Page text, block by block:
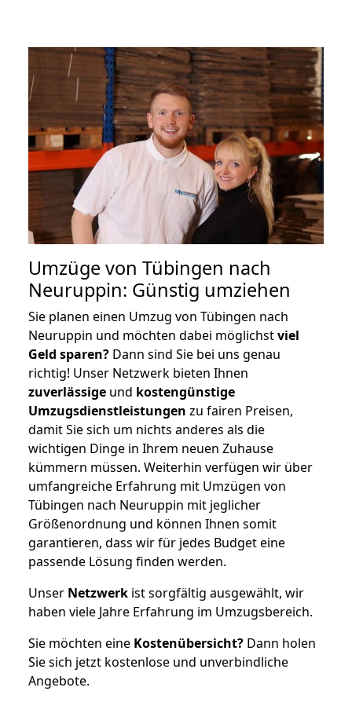
Umzüge von Tübingen nach
Neuruppin: Günstig umziehen
Sie planen einen Umzug von Tübingen nach
Neuruppin und möchten dabei möglichstviel
Geld sparen? Dann sind Sie bei uns genau
richtig! Unser Netzwerk bieten Ihnen
zuverlässige und kostengünstige
Umzugsdienstleistungen zu fairen Preisen,
damit Sie sich um nichts anderes als die
wichtigen Dinge in Ihrem neuen Zuhause
kümmern müssen. Weiterhin verfügen wir über
umfangreiche Erfahrung mit Umzügen von
Tübingen nach Neuruppin mit jeglicher
Größenordnung und können Ihnen somit
garantieren, dass wir für jedes Budget eine
passende Lösung finden werden.
Unser Netzwerk ist sorgfältig ausgewählt, wir
haben viele Jahre Erfahrung im Umzugsbereich.
Sie möchten eine Kostenübersicht? Dann holen
Sie sich jetzt kostenlose und unverbindliche
Angebote.